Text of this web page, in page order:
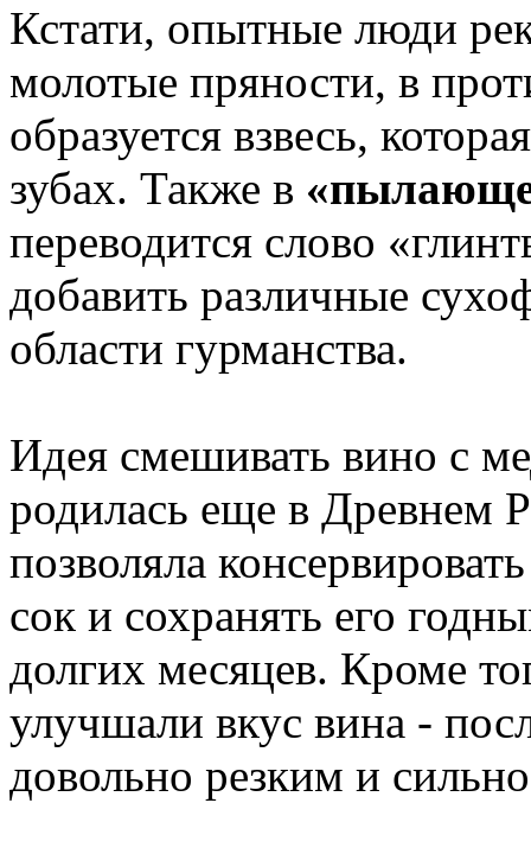
Кстати, опытные люди
молотые пряности, в
образуется взвесь,
зубах. Также в
переводится слово
добавить различные
области гурманства.
Идея смешивать вино с
родилась еще в Древнем
позволяла
сок и сохранять его
долгих месяцев. Кроме
улучшали вкус вина -
довольно резким и